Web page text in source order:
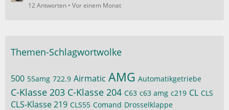
12 Antworten Vor einem Monat
Themen-Schlagwortwolke
500 55amg 722.9 Airmatic AMG Automatikgetriebe
C-Klasse 203 C-Klasse 204 C63 c63 amg c219 CL CLS
CLS-Klasse 219 CLS55 Comand Drosselklappe